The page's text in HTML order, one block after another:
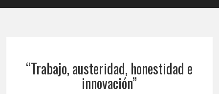
“Trabajo, austeridad, honestidad e
innovación”